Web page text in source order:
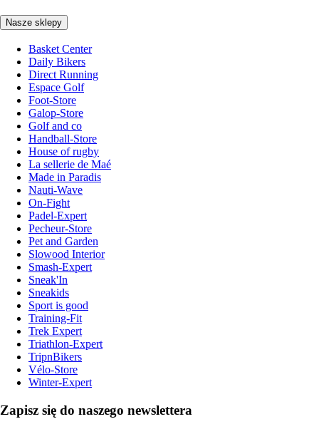
Nasze sklepy
Basket Center
Daily Bikers
Direct Running
Espace Golf
Foot-Store
Galop-Store
Golf and co
Handball-Store
House of rugby
La sellerie de Maé
Made in Paradis
Nauti-Wave
On-Fight
Padel-Expert
Pecheur-Store
Pet and Garden
Slowood Interior
Smash-Expert
Sneak'In
Sneakids
Sport is good
Training-Fit
Trek Expert
Triathlon-Expert
TripnBikers
Vélo-Store
Winter-Expert
Zapisz się do naszego newslettera